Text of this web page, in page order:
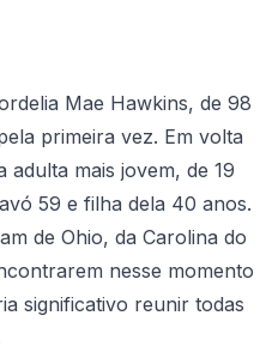
Mae Hawkins, de 98
primeira vez. Em volta
adulta mais jovem, de 19
59 e filha dela 40 anos.
de Ohio, da Carolina do
nesse momento
significativo reunir todas